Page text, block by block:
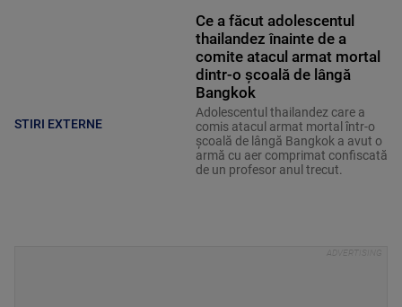
STIRI EXTERNE
Ce a făcut adolescentul
thailandez înainte de a
comite atacul armat mortal
dintr-o școală de lângă
Bangkok
Adolescentul thailandez care a
comis atacul armat mortal într-o
şcoală de lângă Bangkok a avut o
armă cu aer comprimat confiscată
de un profesor anul trecut.